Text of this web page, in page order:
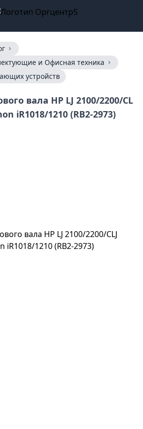
и Офисная техника
устройств
вала HP LJ 2100/2200/CL
iR1018/1210 (RB2-2973)